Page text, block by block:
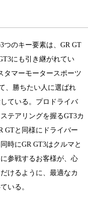
つのキー要素は、GR GT
にも引き継がれてい
タマーモータースポーツ
、勝ちたい人に選ばれ
ている。プロドライバ
テアリングを握るGT3カ
GTと同様にドライバー
時にGR GT3はクルマと
参戦するお客様が、心
けるように、最適なカ
いる。